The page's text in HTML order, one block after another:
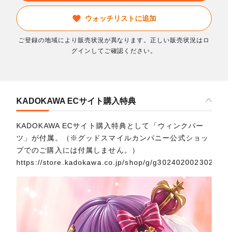
ウォッチリストに追加
ご登録の地域により販売状況が異なります。正しい販売状況はロ
グインしてご確認ください。
KADOKAWA ECサイト購入特典
KADOKAWA ECサイト購入特典として「ウィンクパー
ツ」が付属。（※グッドスマイルカンパニー公式ショッ
プでのご購入には付属しません。）
https://store.kadokawa.co.jp/shop/g/g302402002302/